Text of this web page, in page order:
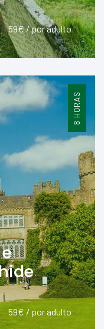
59€ / por adulto
8 HORAS
59€ / por adulto